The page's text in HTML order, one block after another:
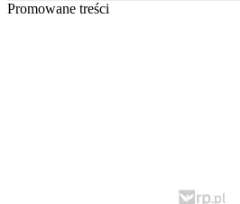
Promowane treści